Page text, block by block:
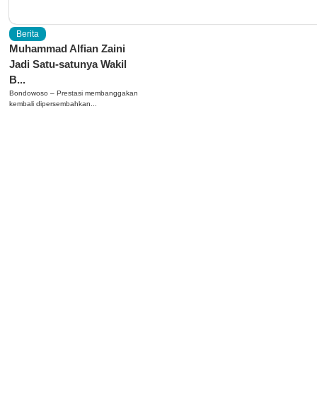
Berita
Muhammad Alfian Zaini
Jadi Satu-satunya Wakil
B...
Bondowoso – Prestasi membanggakan
kembali dipersembahkan...